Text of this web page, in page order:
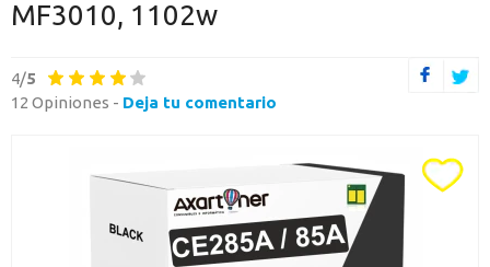
Toda la informacion
Nueva cuenta
rápidamente, revisar el estado de tus pedidos y consultar
MF3010, 1102w
4/5
12 Opiniones - Deja tu comentario